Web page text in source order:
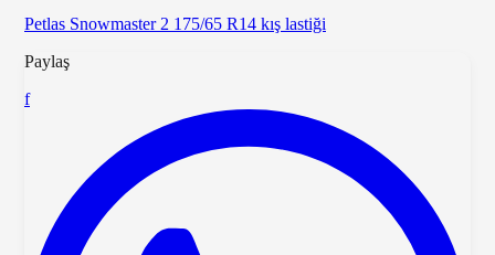
Petlas Snowmaster 2 175/65 R14 kış lastiği
Paylaş
f